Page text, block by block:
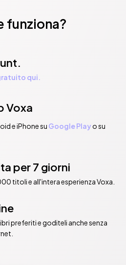
funziona?
qui.
Voxa
e iPhone su Google Playo su
per 7 giorni
titoli e all'intera esperienza Voxa.
preferiti e goditeli anche senza